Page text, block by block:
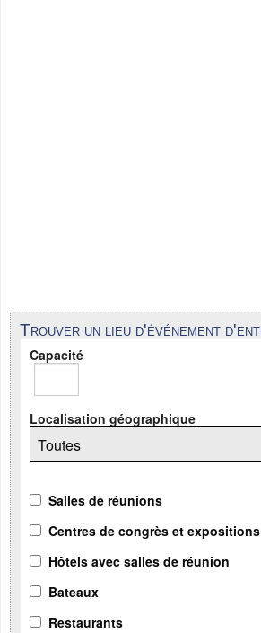
Trouver un lieu d'événement
Capacité
Localisation géographique
Salles de réunions
Centres de congrès et expositions
Hôtels avec salles de réunion
Bateaux
Restaurants